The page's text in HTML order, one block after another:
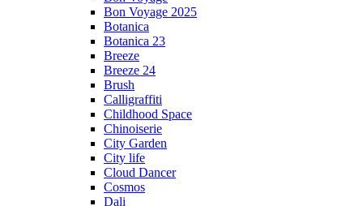
Bon Voyage 2025
Botanica
Botanica 23
Breeze
Breeze 24
Brush
Calligraffiti
Childhood Space
Chinoiserie
City Garden
City life
Cloud Dancer
Cosmos
Dali